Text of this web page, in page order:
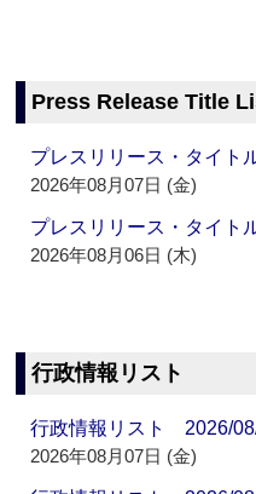
Press Release Title
プレスリリース・タイ
2026年08月07日 (金)
プレスリリース・タイ
2026年08月06日 (木)
行政情報リスト
行政情報リスト 2026/
2026年08月07日 (金)